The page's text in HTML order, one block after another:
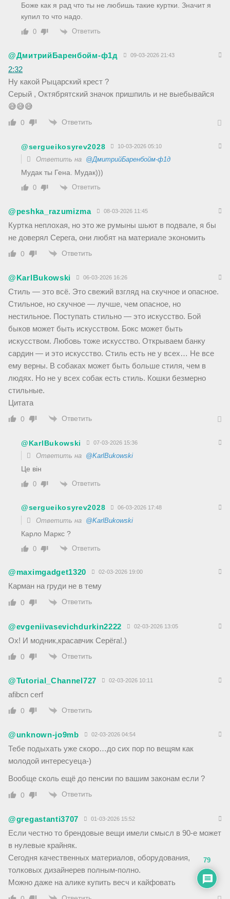
Боже как я рад что ты не любишь такие куртки. Значит я
купил то что надо.
0 Ответить
@ДмитрийБаренбойм-ф1д 09-03-2026 21:43
2:32
Ну какой Рыцарский крест ?
Серый , Октябрятский значок пришпиль и не выебывайся
😅😅😅
0 Ответить
@sergueikosyrev2028 10-03-2026 05:10
Ответить на @ДмитрийБаренбойм-ф1д
Мудак ты Гена. Мудак)))
0 Ответить
@peshka_razumizma 08-03-2026 11:45
Куртка неплохая, но это же румыны шьют в подвале, я бы
не доверял Серега, они любят на материале экономить
0 Ответить
@KarlBukowski 06-03-2026 16:26
Стиль — это всё. Это свежий взгляд на скучное и опасное.
Стильное, но скучное — лучше, чем опасное, но
нестильное. Поступать стильно — это искусство. Бой
быков может быть искусством. Бокс может быть
искусством. Любовь тоже искусство. Открываем банку
сардин — и это искусство. Стиль есть не у всех… Не все
ему верны. В собаках может быть больше стиля, чем в
людях. Но не у всех собак есть стиль. Кошки безмерно
стильные.
Цитата
0 Ответить
@KarlBukowski 07-03-2026 15:36
Ответить на @KarlBukowski
Це він
0 Ответить
@sergueikosyrev2028 06-03-2026 17:48
Ответить на @KarlBukowski
Карло Маркс ?
0 Ответить
@maximgadget1320 02-03-2026 19:00
Карман на груди не в тему
0 Ответить
@evgeniivasevichdurkin2222 02-03-2026 13:05
Ох! И модник,красавчик Серёга!.)
0 Ответить
@Tutorial_Channel727 02-03-2026 10:11
afibcn cerf
0 Ответить
@unknown-jo9mb 02-03-2026 04:54
Тебе подыхать уже скоро…до сих пор по вещям как
молодой интересуеца-)
Вообще сколь ещё до пенсии по вашим законам если ?
0 Ответить
@gregastanti3707 01-03-2026 15:52
Если честно то брендовые вещи имели смысл в 90-е может
в нулевые крайняк.
Сегодня качественных материалов, оборудования,
толковых дизайнерев полным-полно.
Можно даже на алике купить весч и кайфовать
79